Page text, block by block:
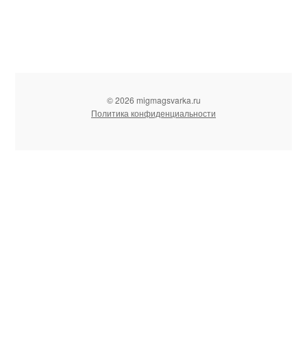
© 2026 migmagsvarka.ru
Политика конфиденциальности